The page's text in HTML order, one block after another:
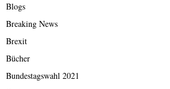
Blogs
Breaking News
Brexit
Bücher
Bundestagswahl 2021